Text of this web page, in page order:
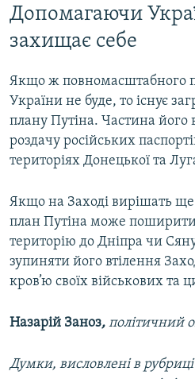
Допомагаючи
захищає себе
Якщо ж повномасштабного
України не буде, то існує
плану Путіна. Частина його
роздачу російських
територіях Донецької та
Якщо на Заході вирішать
план Путіна може
територію до Дніпра чи
зупиняти його втілення
кров’ю своїх військових та
Назарій Заноз, політичний
Думки, висловлені в